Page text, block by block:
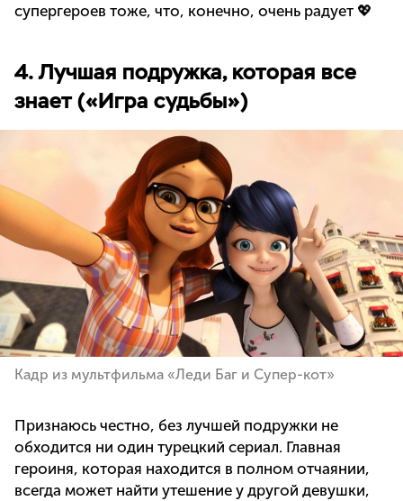
супергероев тоже, что, конечно, очень радует 💖
4. Лучшая подружка, которая все
знает («Игра судьбы»)
Кадр из мультфильма «Леди Баг и Супер-кот»
Признаюсь честно, без лучшей подружки не
обходится ни один турецкий сериал. Главная
героиня, которая находится в полном отчаянии,
всегда может найти утешение у другой девушки,